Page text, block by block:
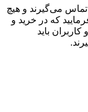
می‌گیرند و هیچ
که در خرید و
باید